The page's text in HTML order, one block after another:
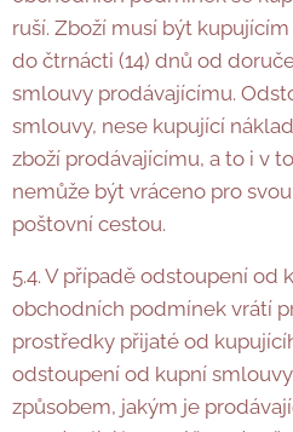
ruší. Zboží musí být
do čtrnácti (14) dnů od
smlouvy prodávajícímu.
smlouvy, nese kupující
zboží prodávajícímu, a to i v
nemůže být vráceno pro
poštovní cestou.
5.4. V případě odstoupení od
obchodních podmínek vrátí
prostředky přijaté od
odstoupení od kupní
způsobem, jakým je